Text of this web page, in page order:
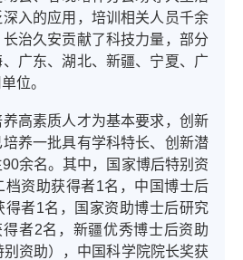
入的应用，培训相关人员千余
治久安贡献了科技力量，部分
广东、湖北、新疆、宁夏、广
位。
高素质人才为基本要求，创新
养一批具有学科特长、创新潜
余名。其中，国家博后特别资
档资助获得者1名，中国博士后
得者1名，国家资助博士后研究
者2名，新疆优秀博士后资助
资助），中国科学院院长奖获